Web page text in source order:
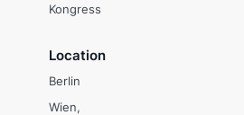
Kongress
Location
Berlin
Wien